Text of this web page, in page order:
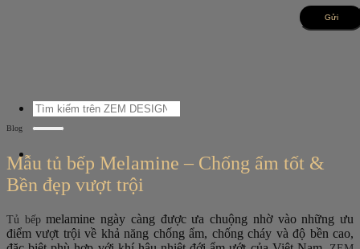
Tìm
kiếm:
Blog
Mẫu tủ bếp Melamine – Chống ẩm tốt &
Bền đẹp vượt trội
Tủ bếpmelamine ngày càng được ưa chuộng nhờ vào những ưu
điểm vượt trội về khả năng chống ẩm, chống cháy và độ bền cao,